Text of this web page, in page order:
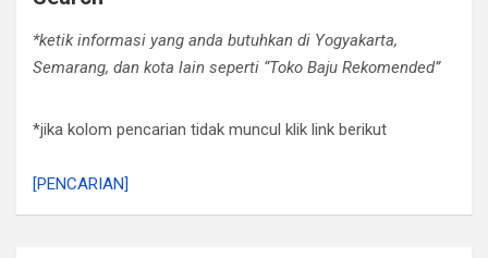
*ketik informasi yang anda butuhkan di Yogyakarta,
Semarang, dan kota lain seperti “Toko Baju Rekomended”
*jika kolom pencarian tidak muncul klik link berikut
[PENCARIAN]